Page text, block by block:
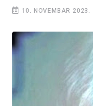
10. NOVEMBAR 2023.